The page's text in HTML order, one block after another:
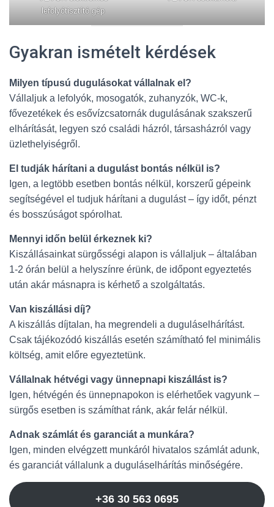
lefolyótisztító gép
Gyakran ismételt kérdések
Milyen típusú dugulásokat vállalnak el?
Vállaljuk a lefolyók, mosogatók, zuhanyzók, WC-k,
fővezetékek és esővízcsatornák dugulásának szakszerű
elhárítását, legyen szó családi házról, társasházról vagy
üzlethelyiségről.
El tudják hárítani a dugulást bontás nélkül is?
Igen, a legtöbb esetben bontás nélkül, korszerű gépeink
segítségével el tudjuk hárítani a dugulást – így időt, pénzt
és bosszúságot spórolhat.
Mennyi időn belül érkeznek ki?
Kiszállásainkat sürgősségi alapon is vállaljuk – általában
1-2 órán belül a helyszínre érünk, de időpont egyeztetés
után akár másnapra is kérhető a szolgáltatás.
Van kiszállási díj?
A kiszállás díjtalan, ha megrendeli a duguláselhárítást.
Csak tájékozódó kiszállás esetén számítható fel minimális
költség, amit előre egyeztetünk.
Vállalnak hétvégi vagy ünnepnapi kiszállást is?
Igen, hétvégén és ünnepnapokon is elérhetőek vagyunk –
sürgős esetben is számíthat ránk, akár felár nélkül.
Adnak számlát és garanciát a munkára?
Igen, minden elvégzett munkáról hivatalos számlát adunk,
és garanciát vállalunk a duguláselhárítás minőségére.
+36 30 563 0695